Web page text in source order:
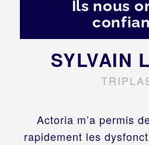
Ils nous
Actoria m’a permis
rapidement les
SYLVAIN